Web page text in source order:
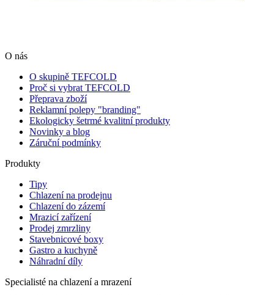
O nás
O skupině TEFCOLD
Proč si vybrat TEFCOLD
Přeprava zboží
Reklamní polepy "branding"
Ekologicky šetrmé kvalitní produkty
Novinky a blog
Záruční podmínky
Produkty
Tipy
Chlazení na prodejnu
Chlazení do zázemí
Mrazicí zařízení
Prodej zmrzliny
Stavebnicové boxy
Gastro a kuchyně
Náhradní díly
Specialisté na chlazení a mrazení